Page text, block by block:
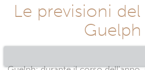
Le previsioni
Guelph